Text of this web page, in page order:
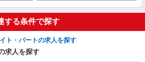
詳細を見る
までのデイサービス☆車の運転できる方優
する条件で探す
ト・パートの求人を探す
求人を探す